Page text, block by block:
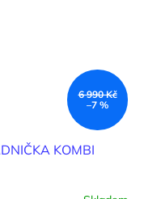
6 990 Kč
–7 %
KOMBI